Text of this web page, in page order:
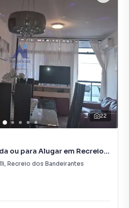
22
ou para Alugar em Recreio
, Recreio dos Bandeirantes